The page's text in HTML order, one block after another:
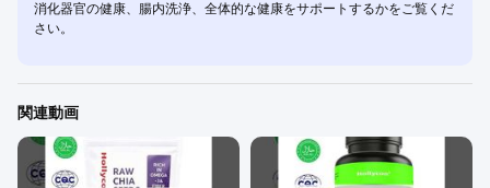
消化器官の健康、腸内洗浄、全体的な健康をサポートするかをご覧くだ
さい。
関連動画